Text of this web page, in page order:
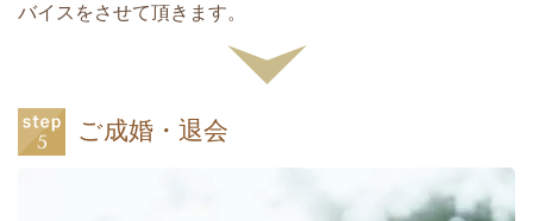
バイスをさせて頂きます。
ご成婚・退会